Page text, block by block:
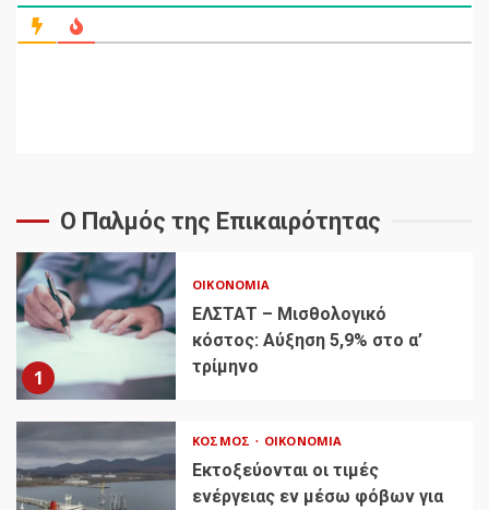
Ο Παλμός της Επικαιρότητας
1
ΟΙΚΟΝΟΜΊΑ
ΕΛΣΤΑΤ – Μισθολογικό
κόστος: Αύξηση 5,9% στο α’
τρίμηνο
ΚΌΣΜΟΣ ΟΙΚΟΝΟΜΊΑ
Εκτοξεύονται οι τιμές
ενέργειας εν μέσω φόβων για